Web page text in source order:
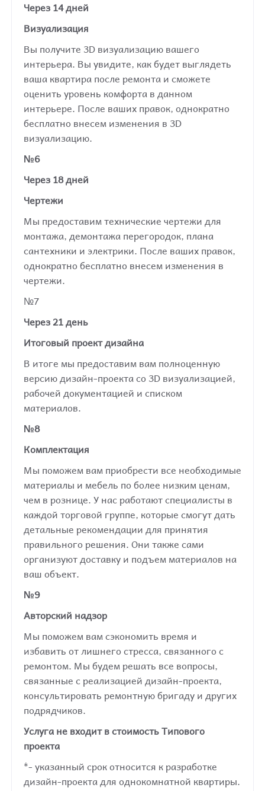
Через 14 дней
Визуализация
Вы получите 3D визуализацию вашего
интерьера. Вы увидите, как будет выглядеть
ваша квартира после ремонта и сможете
оценить уровень комфорта в данном
интерьере. После ваших правок, однократно
бесплатно внесем изменения в 3D
визуализацию.
№6
Через 18 дней
Чертежи
Мы предоставим технические чертежи для
монтажа, демонтажа перегородок, плана
сантехники и электрики. После ваших правок,
однократно бесплатно внесем изменения в
чертежи.
№7
Через 21 день
Итоговый проект дизайна
В итоге мы предоставим вам полноценную
версию дизайн-проекта со 3D визуализацией,
рабочей документацией и списком
материалов.
№8
Комплектация
Мы поможем вам приобрести все необходимые
материалы и мебель по более низким ценам,
чем в рознице. У нас работают специалисты в
каждой торговой группе, которые смогут дать
детальные рекомендации для принятия
правильного решения. Они также сами
организуют доставку и подъем материалов на
ваш объект.
№9
Авторский надзор
Мы поможем вам сэкономить время и
избавить от лишнего стресса, связанного с
ремонтом. Мы будем решать все вопросы,
связанные с реализацией дизайн-проекта,
консультировать ремонтную бригаду и других
подрядчиков.
Услуга не входит в стоимость Типового
проекта
*- указанный срок относится к разработке
дизайн-проекта для однокомнатной квартиры.